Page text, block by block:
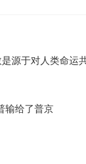
源于对人类命运
输给了普京